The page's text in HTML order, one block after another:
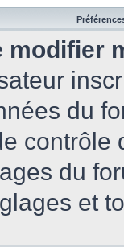
modifier
du
contrôle
du
et